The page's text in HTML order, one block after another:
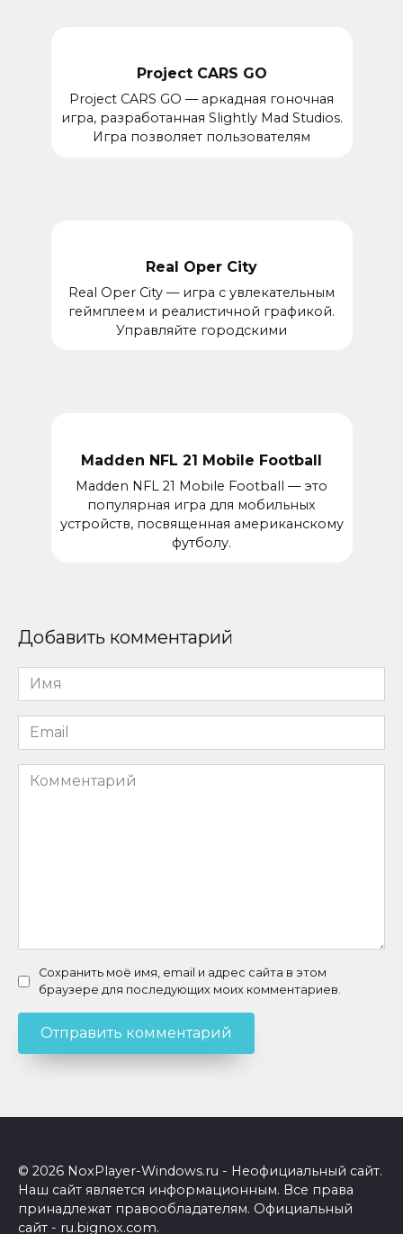
Project CARS GO
Project CARS GO — аркадная гоночная
игра, разработанная Slightly Mad Studios.
Игра позволяет пользователям
Real Oper City
Real Oper City — игра с увлекательным
геймплеем и реалистичной графикой.
Управляйте городскими
Madden NFL 21 Mobile Football
Madden NFL 21 Mobile Football — это
популярная игра для мобильных
устройств, посвященная американскому
футболу.
Добавить комментарий
Имя
*
Email
*
Комментарий
Сохранить моё имя, email и адрес сайта в этом
браузере для последующих моих комментариев.
© 2026 NoxPlayer-Windows.ru - Неофициальный сайт.
Наш сайт является информационным. Все права
принадлежат правообладателям. Официальный
сайт - ru.bignox.com.